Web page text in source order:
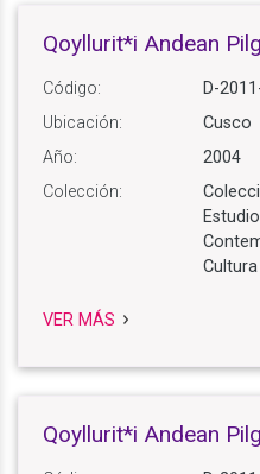
Qoyllurit*i Andean
Código:
D-
Ubicación:
Cusco
Año:
2004
Colección:
Cultura
VER MÁS
Qoyllurit*i Andean